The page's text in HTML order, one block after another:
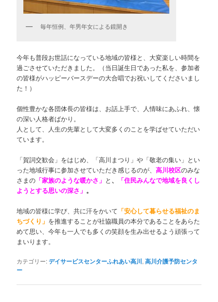
毎年恒例、年男年女による鏡開き
今年も普段お世話になっている地域の皆様と、大変楽しい時間を
過ごさせていただきました。（当日誕生日であった私を、参加者
の皆様がハッピーバースデーの大合唱でお祝いしてくださいまし
た！）
個性豊かな各団体長の皆様は、お話上手で、人情味にあふれ、懐
の深い人格者ばかり。
人として、人生の先輩として大変多くのことを学ばせていただい
ています。
「賀詞交歓会」をはじめ、「高川まつり」や「敬老の集い」とい
った地域行事に参加させていただき感じるのが、高川校区のみな
さまの 「家族のような暖かさ」 と 、
「住民みんなで地域を良くし
ようとする思いの深さ」 。
地域の皆様に学び、共に汗をかいて 「安心して暮らせる福祉のま
ちづくり」 を推進することが社協職員の本分であることをあらた
めて思い、今年も一人でも多くの笑顔を生み出せるよう頑張って
まいります。
カテゴリー:デイサービスセンターふれあい高川,高川介護予防センタ
ー